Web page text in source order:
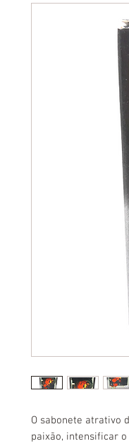
O sabonete atrativo
paixão, intensificar